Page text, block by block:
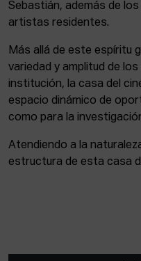
Sebastián, además de
artistas residentes.
Más allá de este espíritu
variedad y amplitud de
institución, la casa del
espacio dinámico de
como para la
Atendiendo a la
estructura de esta casa